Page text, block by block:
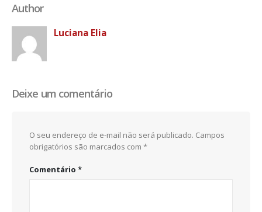
Author
Luciana Elia
Deixe um comentário
O seu endereço de e-mail não será publicado. Campos
obrigatórios são marcados com *
Comentário *